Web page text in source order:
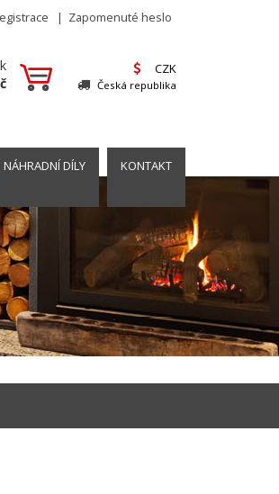
| Zapomenuté heslo
CZK
Česká republika
NÁHRADNÍ DÍLY KONTAKT